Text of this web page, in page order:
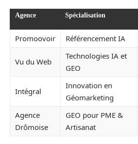
Agence Spécialisation
Promoovoir Référencement IA
Vu du Web
Technologies IA et
GEO
Intégral
Innovation en
Géomarketing
Agence
Drômoise
GEO pour PME &
Artisanat